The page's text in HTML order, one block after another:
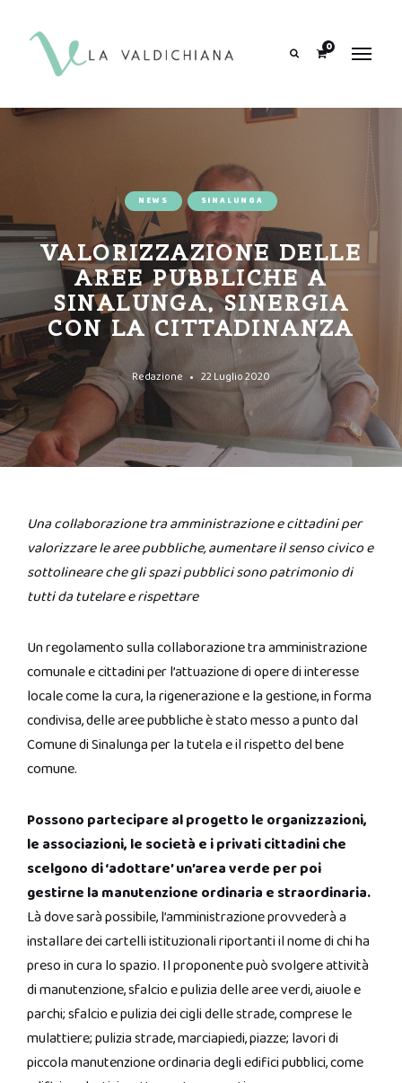
0
NEWS SINALUNGA
VALORIZZAZIONE DELLE
AREE PUBBLICHE A
SINALUNGA, SINERGIA
CON LA CITTADINANZA
Redazione 22 Luglio 2020
Una collaborazione tra amministrazione e cittadini per
valorizzare le aree pubbliche, aumentare il senso civico e
sottolineare che gli spazi pubblici sono patrimonio di
tutti da tutelare e rispettare
Un regolamento sulla collaborazione tra amministrazione
comunale e cittadini per l’attuazione di opere di interesse
locale come la cura, la rigenerazione e la gestione, in forma
condivisa, delle aree pubbliche è stato messo a punto dal
Comune di Sinalunga per la tutela e il rispetto del bene
comune.
Possono partecipare al progetto le organizzazioni,
le associazioni, le società e i privati cittadini che
scelgono di ‘adottare’ un’area verde per poi
gestirne la manutenzione ordinaria e straordinaria.
Là dove sarà possibile, l’amministrazione provvederà a
installare dei cartelli istituzionali riportanti il nome di chi ha
preso in cura lo spazio. Il proponente può svolgere attività
di manutenzione, sfalcio e pulizia delle aree verdi, aiuole e
parchi; sfalcio e pulizia dei cigli delle strade, comprese le
mulattiere; pulizia strade, marciapiedi, piazze; lavori di
piccola manutenzione ordinaria degli edifici pubblici, come